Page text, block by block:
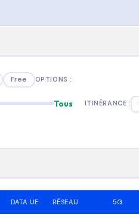
Free OPTIONS :
Tous ITINÉRANCE :
DATA UE RÉSEAU 5G